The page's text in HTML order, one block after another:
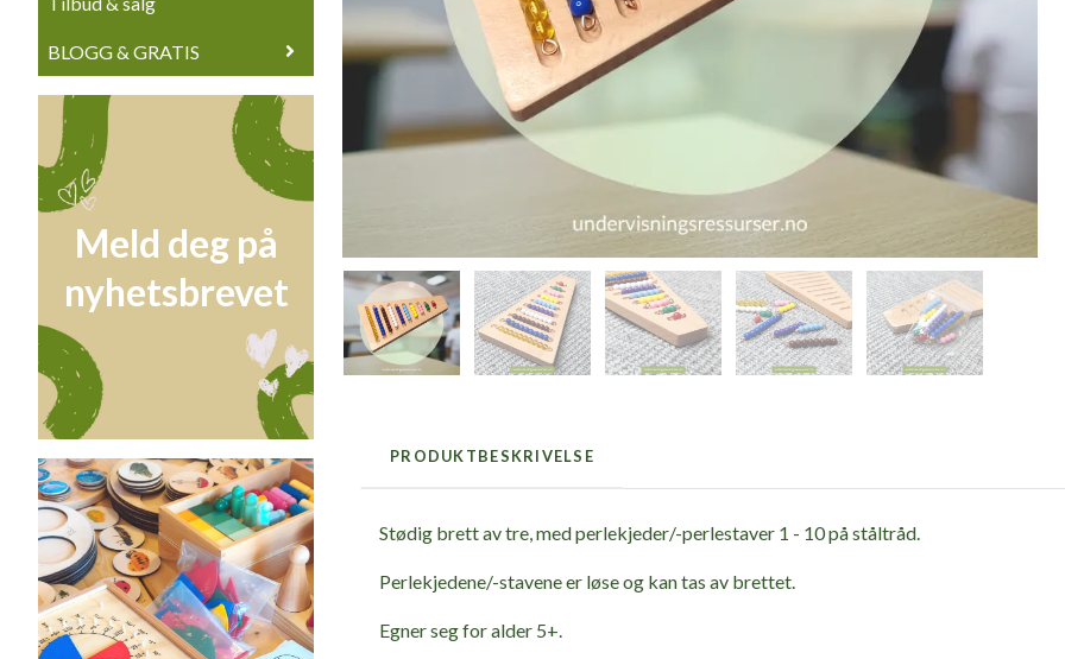
BLOGG & GRATIS
Meld deg på
nyhetsbrevet
PRODUKTBESKRIVELSE
Stødig brett av tre, med perlekjeder/-perlestaver 1 - 10 på ståltråd.
Perlekjedene/-stavene er løse og kan tas av brettet.
Egner seg for alder 5+.